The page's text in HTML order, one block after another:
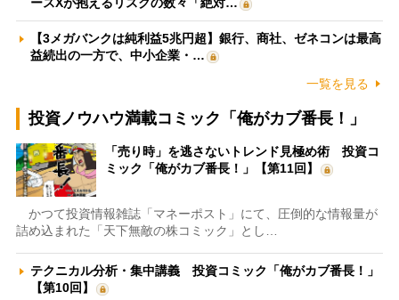
ースXが抱えるリスクの数々「絶対…
【3メガバンクは純利益5兆円超】銀行、商社、ゼネコンは最高
益続出の一方で、中小企業・…
一覧を見る
投資ノウハウ満載コミック「俺がカブ番長！」
「売り時」を逃さないトレンド見極め術 投資コ
ミック「俺がカブ番長！」【第11回】
かつて投資情報雑誌「マネーポスト」にて、圧倒的な情報量が
詰め込まれた「天下無敵の株コミック」とし…
テクニカル分析・集中講義 投資コミック「俺がカブ番長！」
【第10回】